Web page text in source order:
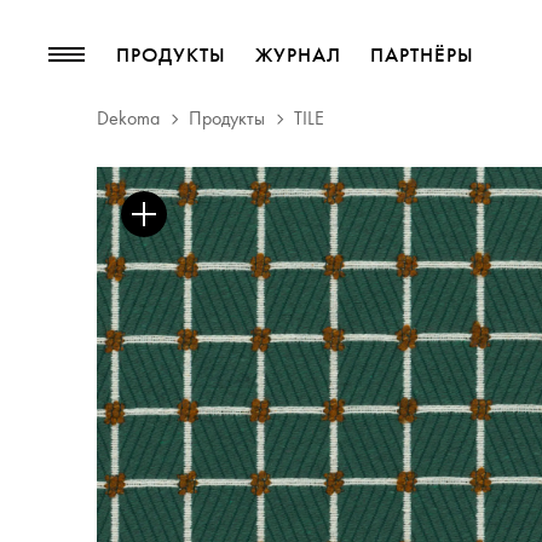
ПРОДУКТЫ ЖУРНАЛ ПАРТНЁРЫ
ПРОДУКТЫ
Коллекции
Мебельные ткани
Шторные такни
Басонные изделия
Обои
Кожа
декоративные аксессуары
ЖУРНАЛ
блог
Тенденции
Dekoma Продукты TILE